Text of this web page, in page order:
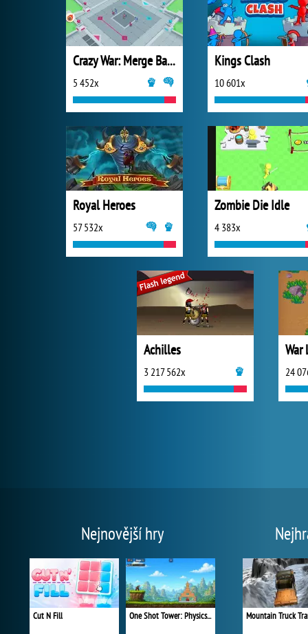
Crazy War: Merge Battle
5 452x
Kings Clash
10 601x
Royal Heroes
57 532x
Zombie Die Idle
4 383x
Achilles
3 217 562x
War
24
Nejnovější hry
Cut N Fill One Shot Tower: Physics Destroyer Mountain Truck